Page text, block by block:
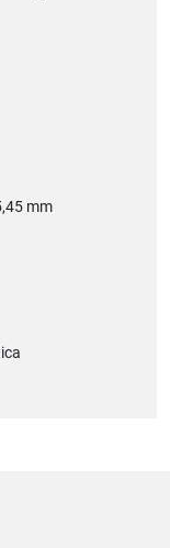
mm